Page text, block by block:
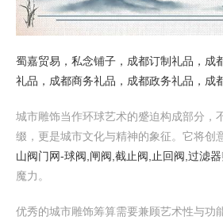
蜀嘉贸易，私念铺子，成都订制礼品，成
礼品，成都商务礼品，成都政务礼品，成
城市雕饰当作环球艺术的蹙迫构成部分，
缀，更是城市文化与精神的象征。它将创
山阀门网-球阀,闸阀,截止阀,止回阀,过滤器
魔力。
优秀的城市雕饰筹算需要兼顾艺术性与功